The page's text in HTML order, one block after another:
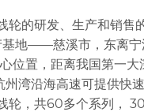
的研发、生产和销售
基地——慈溪市，东离
位置，距离我国第一
湾沿海高速可提供快
轮，共60多个系列，